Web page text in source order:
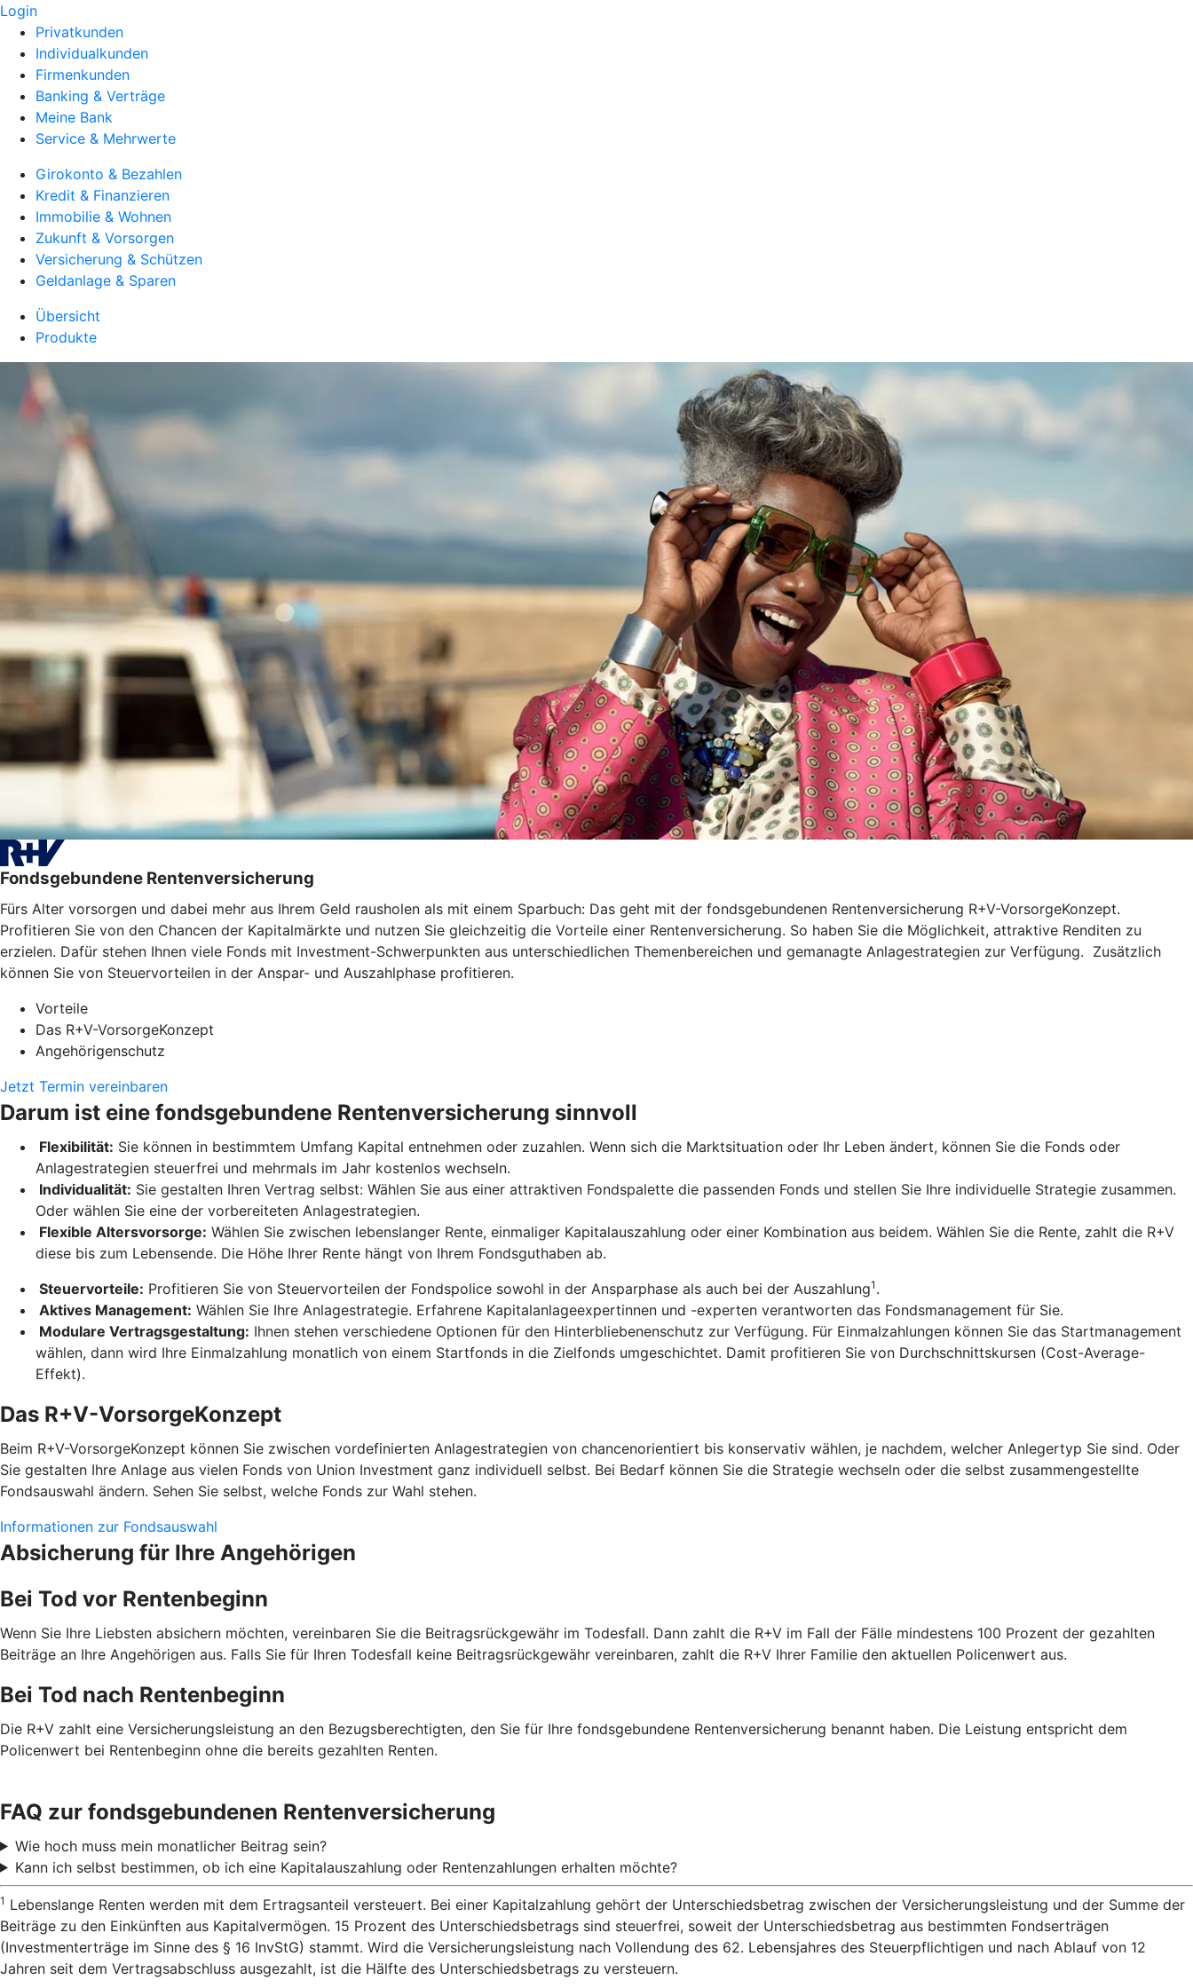
Login
Privatkunden
Individualkunden
Firmenkunden
Banking & Verträge
Meine Bank
Service & Mehrwerte
Girokonto & Bezahlen
Kredit & Finanzieren
Immobilie & Wohnen
Zukunft & Vorsorgen
Versicherung & Schützen
Geldanlage & Sparen
Übersicht
Produkte
Fondsgebundene Rentenversicherung
Fürs Alter vorsorgen und dabei mehr aus Ihrem Geld rausholen als mit einem Sparbuch: Das geht mit der fondsgebundenen Rentenversicherung R+V-VorsorgeKonzept.
Profitieren Sie von den Chancen der Kapitalmärkte und nutzen Sie gleichzeitig die Vorteile einer Rentenversicherung. So haben Sie die Möglichkeit, attraktive Renditen zu
erzielen. Dafür stehen Ihnen viele Fonds mit Investment-Schwerpunkten aus unterschiedlichen Themenbereichen und gemanagte Anlagestrategien zur Verfügung. Zusätzlich
können Sie von Steuervorteilen in der Anspar- und Auszahlphase profitieren.
Vorteile
Das R+V-VorsorgeKonzept
Angehörigenschutz
Jetzt Termin vereinbaren
Darum ist eine fondsgebundene Rentenversicherung sinnvoll
Flexibilität: Sie können in bestimmtem Umfang Kapital entnehmen oder zuzahlen. Wenn sich die Marktsituation oder Ihr Leben ändert, können Sie die Fonds oder
Anlagestrategien steuerfrei und mehrmals im Jahr kostenlos wechseln.
Individualität: Sie gestalten Ihren Vertrag selbst: Wählen Sie aus einer attraktiven Fondspalette die passenden Fonds und stellen Sie Ihre individuelle Strategie zusammen.
Oder wählen Sie eine der vorbereiteten Anlagestrategien.
Flexible Altersvorsorge: Wählen Sie zwischen lebenslanger Rente, einmaliger Kapitalauszahlung oder einer Kombination aus beidem. Wählen Sie die Rente, zahlt die R+V
diese bis zum Lebensende. Die Höhe Ihrer Rente hängt von Ihrem Fondsguthaben ab.
Steuervorteile: Profitieren Sie von Steuervorteilen der Fondspolice sowohl in der Ansparphase als auch bei der Auszahlung1 .
Aktives Management: Wählen Sie Ihre Anlagestrategie. Erfahrene Kapitalanlageexpertinnen und -experten verantworten das Fondsmanagement für Sie.
Modulare Vertragsgestaltung: Ihnen stehen verschiedene Optionen für den Hinterbliebenenschutz zur Verfügung. Für Einmalzahlungen können Sie das Startmanagement
wählen, dann wird Ihre Einmalzahlung monatlich von einem Startfonds in die Zielfonds umgeschichtet. Damit profitieren Sie von Durchschnittskursen (Cost-Average-
Effekt).
Das R+V-VorsorgeKonzept
Beim R+V-VorsorgeKonzept können Sie zwischen vordefinierten Anlagestrategien von chancenorientiert bis konservativ wählen, je nachdem, welcher Anlegertyp Sie sind. Oder
Sie gestalten Ihre Anlage aus vielen Fonds von Union Investment ganz individuell selbst. Bei Bedarf können Sie die Strategie wechseln oder die selbst zusammengestellte
Fondsauswahl ändern. Sehen Sie selbst, welche Fonds zur Wahl stehen.
Informationen zur Fondsauswahl
Absicherung für Ihre Angehörigen
Bei Tod vor Rentenbeginn
Wenn Sie Ihre Liebsten absichern möchten, vereinbaren Sie die Beitragsrückgewähr im Todesfall. Dann zahlt die R+V im Fall der Fälle mindestens 100 Prozent der gezahlten
Beiträge an Ihre Angehörigen aus. Falls Sie für Ihren Todesfall keine Beitragsrückgewähr vereinbaren, zahlt die R+V Ihrer Familie den aktuellen Policenwert aus.
Bei Tod nach Rentenbeginn
Die R+V zahlt eine Versicherungsleistung an den Bezugsberechtigten, den Sie für Ihre fondsgebundene Rentenversicherung benannt haben. Die Leistung entspricht dem
Policenwert bei Rentenbeginn ohne die bereits gezahlten Renten.
FAQ zur fondsgebundenen Rentenversicherung
Wie hoch muss mein monatlicher Beitrag sein?
Kann ich selbst bestimmen, ob ich eine Kapitalauszahlung oder Rentenzahlungen erhalten möchte?
1 Lebenslange Renten werden mit dem Ertragsanteil versteuert. Bei einer Kapitalzahlung gehört der Unterschiedsbetrag zwischen der Versicherungsleistung und der Summe der
Beiträge zu den Einkünften aus Kapitalvermögen. 15 Prozent des Unterschiedsbetrags sind steuerfrei, soweit der Unterschiedsbetrag aus bestimmten Fondserträgen
(Investmenterträge im Sinne des § 16 InvStG) stammt. Wird die Versicherungsleistung nach Vollendung des 62. Lebensjahres des Steuerpflichtigen und nach Ablauf von 12
Jahren seit dem Vertragsabschluss ausgezahlt, ist die Hälfte des Unterschiedsbetrags zu versteuern.